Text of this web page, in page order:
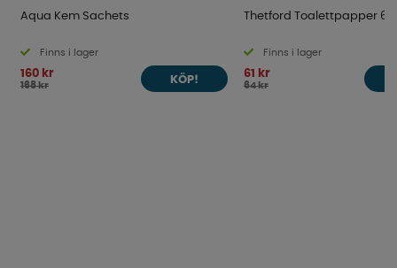
Aqua Kem Sachets
Finns i lager
160 kr
168 kr
KÖP!
Thetford Toalettpapper 6-
Finns i lager
61 kr
64 kr